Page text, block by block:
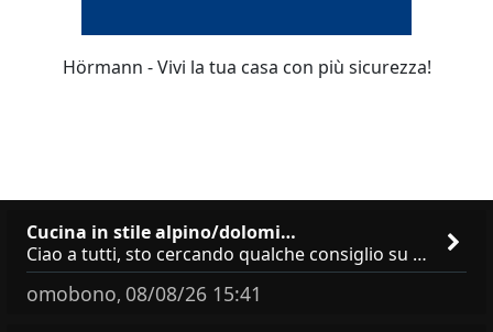
Hörmann - Vivi la tua casa con più sicurezza!
Cucina in stile alpino/dolomi…
Ciao a tutti, sto cercando qualche consiglio su **marchi/produttori di cucine in stile alpino, montano o dolomitico**,
omobono, 08/08/26 15:41